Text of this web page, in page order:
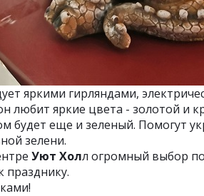
яркими гирляндами,
любит яркие цвета - золотой и
будет еще и зеленый. Помогут
зелени.
Уют Холл огромный выбор
празднику.